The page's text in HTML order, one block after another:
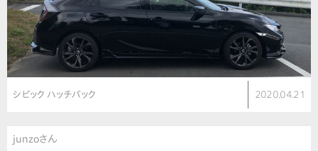
シビック ハッチバック 2020.04.21
junzoさん